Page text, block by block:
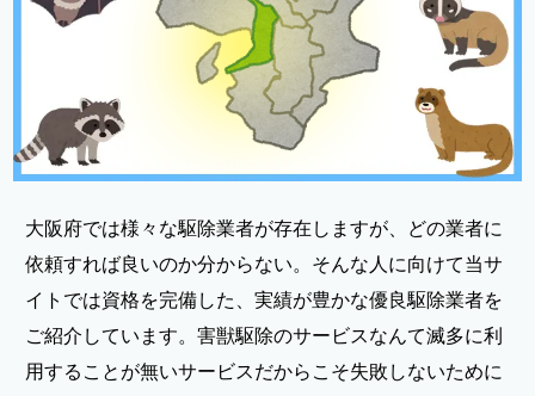
大阪府では様々な駆除業者が存在しますが、どの業者に
依頼すれば良いのか分からない。そんな人に向けて当サ
イトでは資格を完備した、実績が豊かな優良駆除業者を
ご紹介しています。害獣駆除のサービスなんて滅多に利
用することが無いサービスだからこそ失敗しないために